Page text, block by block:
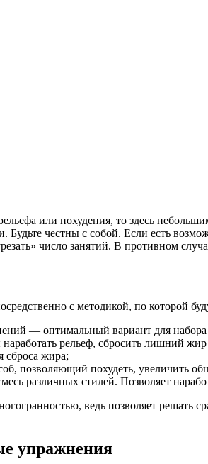
или похудения, то здесь
честны с собой. Если есть
число занятий. В противном
с методикой, по которой
— оптимальный вариант для
рельеф, сбросить лишний жир
сброса жира;
позволяющий похудеть, увеличить
различных стилей. Позволяет
ведь позволяет решать
упражнения